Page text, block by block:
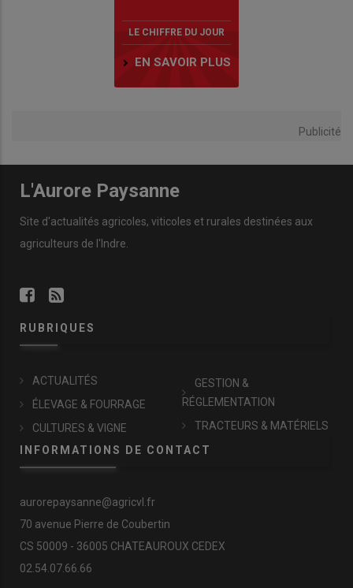
LE CHIFFRE DU JOUR
EN SAVOIR PLUS
Publicité
L'Aurore Paysanne
Site d'actualités agricoles, viticoles et rurales destinées aux
agriculteurs de l'Indre.
RUBRIQUES
ACTUALITÉS
ÉLEVAGE & FOURRAGE
CULTURES & VIGNE
GESTION &
RÉGLEMENTATION
TRACTEURS & MATÉRIELS
INFORMATIONS DE CONTACT
aurorepaysanne@agricvl.fr
70 avenue Pierre de Coubertin
CS 50009 - 36005 CHATEAUROUX CEDEX
02.54.07.66.66